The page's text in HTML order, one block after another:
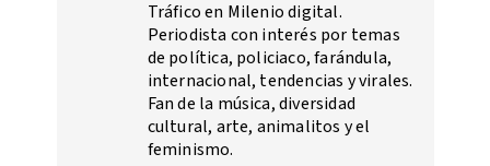
Tráfico en Milenio digital.
Periodista con interés por temas
de política, policiaco, farándula,
internacional, tendencias y virales.
Fan de la música, diversidad
cultural, arte, animalitos y el
feminismo.